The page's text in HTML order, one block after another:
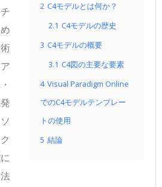
2 C4モデルとは何か？
2.1 C4モデルの歴史
3 C4モデルの概要
3.1 C4図の主要な要素
4 Visual Paradigm Online
でのC4モデルテンプレー
トの使用
5 結論